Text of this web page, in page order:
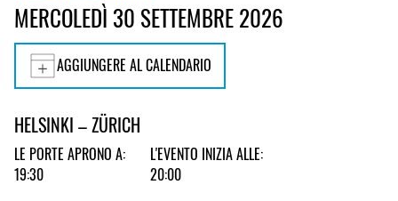
MERCOLEDÌ 30 SETTEMBRE 2026
AGGIUNGERE AL CALENDARIO
HELSINKI – ZÜRICH
LE PORTE APRONO A:
19:30
L'EVENTO INIZIA ALLE:
20:00